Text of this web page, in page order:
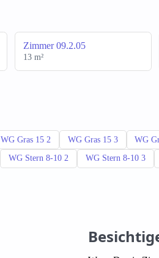
Zimmer 09.2.05
13 m²
WG Gras 15 2 WG Gras 15 3 WG
WG Stern 8-10 2 WG Stern 8-10 3